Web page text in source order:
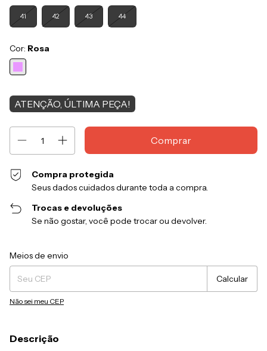
41 42 43 44
Cor: Rosa
ATENÇÃO, ÚLTIMA PEÇA!
Compra protegida
Seus dados cuidados durante toda a compra.
Trocas e devoluções
Se não gostar, você pode trocar ou devolver.
Entregas para o CEP:
Meios de envio
Calcular
Não sei meu CEP
Descrição